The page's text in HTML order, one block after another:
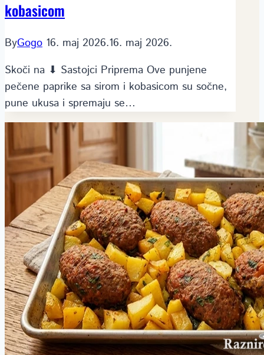
kobasicom
ByGogo 16. maj 2026.16. maj 2026.
Skoči na ⬇ Sastojci Priprema Ove punjene
pečene paprike sa sirom i kobasicom su sočne,
pune ukusa i spremaju se…